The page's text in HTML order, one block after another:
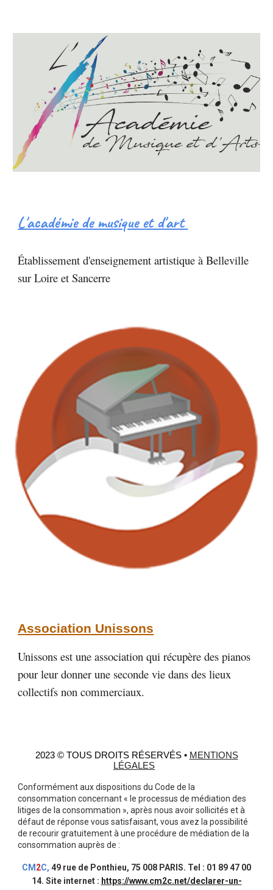
L'académie de musique et d'art
Établissement d'enseignement artistique à Belleville
sur Loire et Sancerre
Association Unissons
Unissons est une association qui récupère des pianos
pour leur donner une seconde vie dans des lieux
collectifs non commerciaux.
2023 © TOUS DROITS RÉSERVÉS • MENTIONS
LÉGALES
Conformément aux dispositions du Code de la
consommation concernant « le processus de médiation des
litiges de la consommation », après nous avoir sollicités et à
défaut de réponse vous satisfaisant, vous avez la possibilité
de recourir gratuitement à une procédure de médiation de la
consommation auprès de :
CM 2C, 49 rue de Ponthieu, 75 008 PARIS. Tel : 01 89 47 00
14. Site internet : https://www.cm2c.net/declarer-un-